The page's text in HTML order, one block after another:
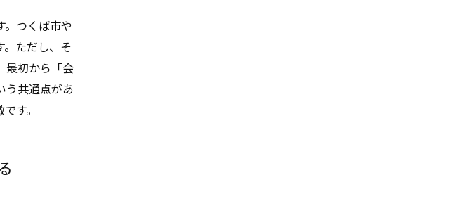
。つくば市や
ただし、そ
最初から「会
う共通点があ
す。